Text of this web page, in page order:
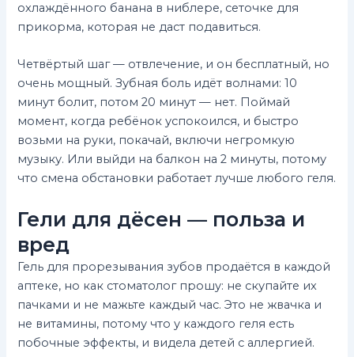
охлаждённого банана в ниблере, сеточке для
прикорма, которая не даст подавиться.
Четвёртый шаг — отвлечение, и он бесплатный, но
очень мощный. Зубная боль идёт волнами: 10
минут болит, потом 20 минут — нет. Поймай
момент, когда ребёнок успокоился, и быстро
возьми на руки, покачай, включи негромкую
музыку. Или выйди на балкон на 2 минуты, потому
что смена обстановки работает лучше любого геля.
Гели для дёсен — польза и
вред
Гель для прорезывания зубов продаётся в каждой
аптеке, но как стоматолог прошу: не скупайте их
пачками и не мажьте каждый час. Это не жвачка и
не витамины, потому что у каждого геля есть
побочные эффекты, и видела детей с аллергией.